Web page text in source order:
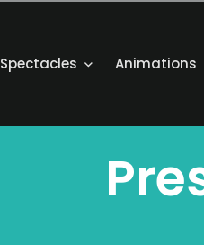
Spectacles Animations